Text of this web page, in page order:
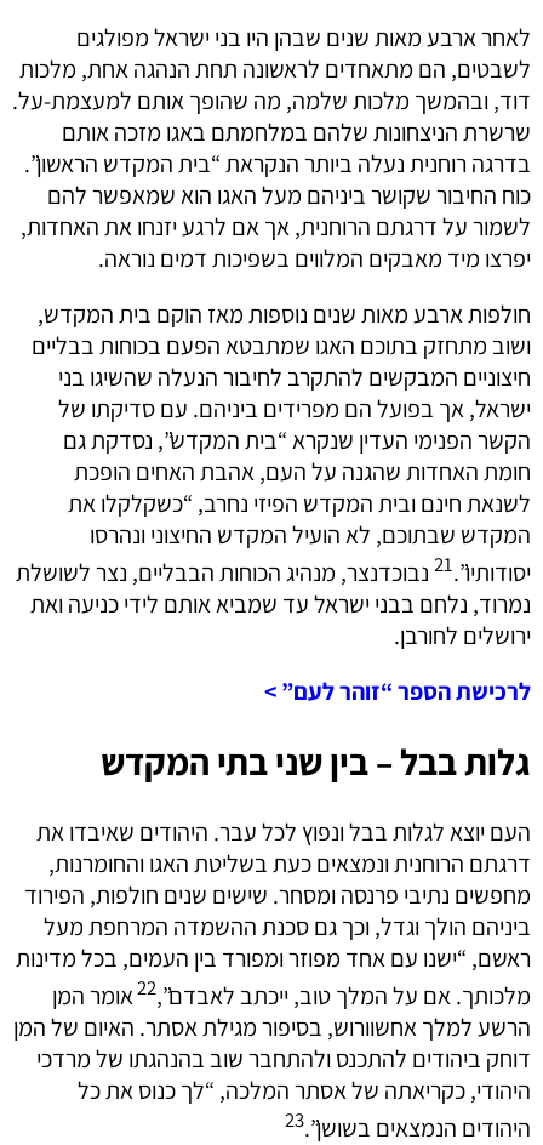
לאחר ארבע מאות שנים שבהן היו בני ישראל מפולגים
לשבטים, הם מתאחדים לראשונה תחת הנהגה אחת, מלכות
דוד, ובהמשך מלכות שלמה, מה שהופך אותם למעצמת-על.
שרשרת הניצחונות שלהם במלחמתם באגו מזכה אותם
בדרגה רוחנית נעלה ביותר הנקראת “בית המקדש הראשון”.
כוח החיבור שקושר ביניהם מעל האגו הוא שמאפשר להם
לשמור על דרגתם הרוחנית, אך אם לרגע יזנחו את האחדות,
יפרצו מיד מאבקים המלווים בשפיכות דמים נוראה.
חולפות ארבע מאות שנים נוספות מאז הוקם בית המקדש,
ושוב מתחזק בתוכם האגו שמתבטא הפעם בכוחות בבליים
חיצוניים המבקשים להתקרב לחיבור הנעלה שהשיגו בני
ישראל, אך בפועל הם מפרידים ביניהם. עם סדיקתו של
הקשר הפנימי העדין שנקרא “בית המקדש”, נסדקת גם
חומת האחדות שהגנה על העם, אהבת האחים הופכת
לשנאת חינם ובית המקדש הפיזי נחרב, “כשקלקלו את
המקדש שבתוכם, לא הועיל המקדש החיצוני ונהרסו
יסודותיו”.21 נבוכדנצר, מנהיג הכוחות הבבליים, נצר לשושלת
נמרוד, נלחם בבני ישראל עד שמביא אותם לידי כניעה ואת
ירושלים לחורבן.
לרכישת הספר “זוהר לעם” >
גלות בבל – בין שני בתי המקדש
העם יוצא לגלות בבל ונפוץ לכל עבר. היהודים שאיבדו את
דרגתם הרוחנית ונמצאים כעת בשליטת האגו והחומרנות,
מחפשים נתיבי פרנסה ומסחר. שישים שנים חולפות, הפירוד
ביניהם הולך וגדל, וכך גם סכנת ההשמדה המרחפת מעל
ראשם, “ישנו עם אחד מפוזר ומפורד בין העמים, בכל מדינות
מלכותך. אם על המלך טוב, ייכתב לאבדם”,22אומר המן
הרשע למלך אחשוורוש, בסיפור מגילת אסתר. האיום של המן
דוחק ביהודים להתכנס ולהתחבר שוב בהנהגתו של מרדכי
היהודי, כקריאתה של אסתר המלכה, “לך כנוס את כל
היהודים הנמצאים בשושן”.23